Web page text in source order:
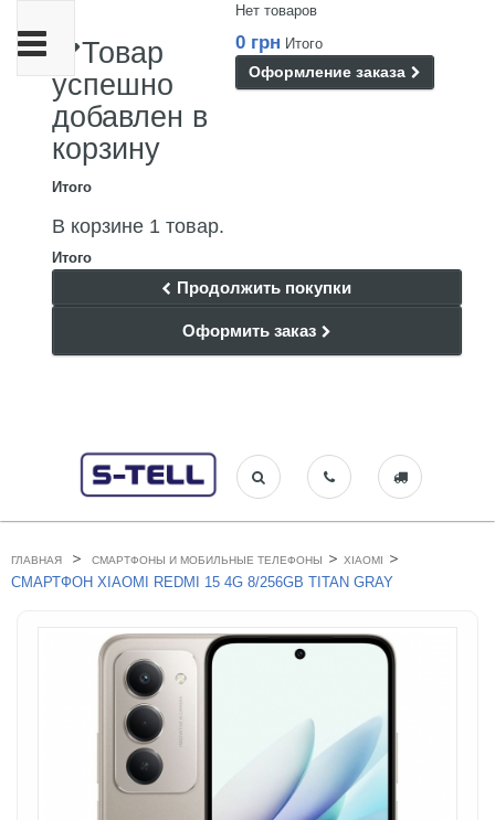
Нет товаров
0 грн Итого
Оформление заказа
Товар
успешно
добавлен в
корзину
Итого
В корзине 1 товар.
Итого
Продолжить покупки
Оформить заказ
Переключить
навигации
ГЛАВНАЯ > СМАРТФОНЫ И МОБИЛЬНЫЕ ТЕЛЕФОНЫ > XIAOMI >
СМАРТФОН XIAOMI REDMI 15 4G 8/256GB TITAN GRAY